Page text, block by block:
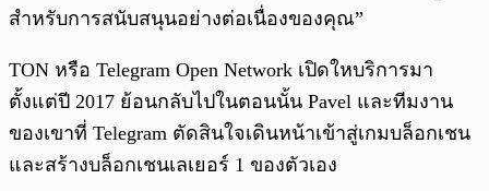
สำหรับการสนับสนุนอย่างต่อเนื่องของคุณ”
TON หรือ Telegram Open Network เปิดใหบริการมา
ตั้งแต่ปี 2017 ย้อนกลับไปในตอนนั้น Pavel และทีมงาน
ของเขาที่ Telegram ตัดสินใจเดินหน้าเข้าสู่เกมบล็อกเชน
และสร้างบล็อกเชนเลเยอร์ 1 ของตัวเอง